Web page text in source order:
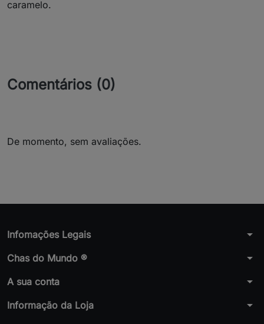
caramelo.
Comentários (0)
De momento, sem avaliações.
Infomações Legais arrow_drop_down
Chas do Mundo ® arrow_drop_down
A sua conta arrow_drop_down
Informação da Loja arrow_drop_down